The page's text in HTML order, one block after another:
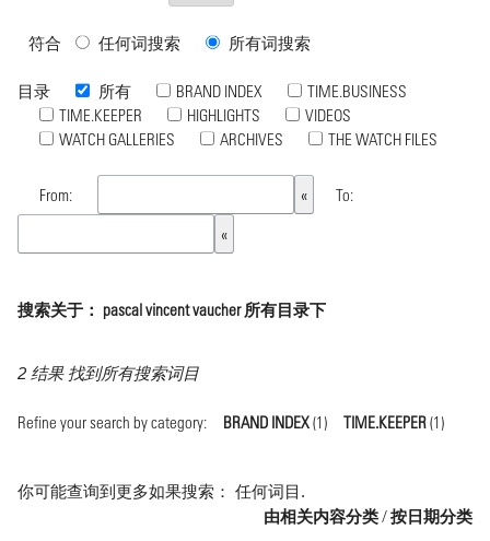
符合 任何词搜索 所有词搜索
目录 所有 BRAND INDEX
TIME.BUSINESS
TIME.KEEPER
HIGHLIGHTS
VIDEOS
WATCH GALLERIES
ARCHIVES THE WATCH FILES
From: To:
搜索关于： pascal vincent vaucher 所有目录下
2 结果 找到所有搜索词目
Refine your search by category: BRAND INDEX(1) TIME.KEEPER(1)
你可能查询到更多如果搜索： 任何词目 .
由相关内容分类/按日期分类